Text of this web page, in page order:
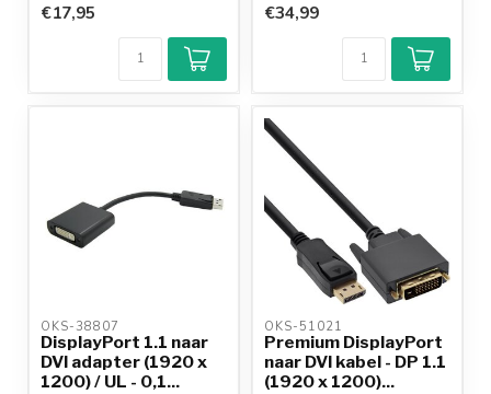
€17,95 €34,99
OKS-38807
DisplayPort 1.1 naar
DVI adapter (1920 x
1200) / UL - 0,1...
OKS-51021
Premium DisplayPort
naar DVI kabel - DP 1.1
(1920 x 1200)...